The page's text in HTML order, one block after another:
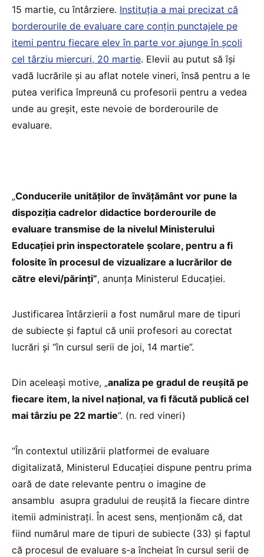
15 martie, cu întârziere. Instituția a mai precizat că
borderourile de evaluare care conțin punctajele pe
itemi pentru fiecare elev în parte vor ajunge în școli
cel târziu miercuri, 20 martie. Elevii au putut să își
vadă lucrările și au aflat notele vineri, însă pentru a le
putea verifica împreună cu profesorii pentru a vedea
unde au greșit, este nevoie de borderourile de
evaluare.
„Conducerile unităților de învățământ vor pune la
dispoziția cadrelor didactice borderourile de
evaluare transmise de la nivelul Ministerului
Educației prin inspectoratele școlare, pentru a fi
folosite în procesul de vizualizare a lucrărilor de
către elevi/părinți”, anunța Ministerul Educației.
Justificarea întârzierii a fost numărul mare de tipuri
de subiecte și faptul că unii profesori au corectat
lucrări și “în cursul serii de joi, 14 martie”.
Din aceleași motive, „analiza pe gradul de reușită pe
fiecare item, la nivel național, va fi făcută publică cel
mai târziu pe 22 martie”. (n. red vineri)
“În contextul utilizării platformei de evaluare
digitalizată, Ministerul Educației dispune pentru prima
oară de date relevante pentru o imagine de
ansamblu asupra gradului de reușită la fiecare dintre
itemii administrați. În acest sens, menționăm că, dat
fiind numărul mare de tipuri de subiecte (33) și faptul
că procesul de evaluare s-a încheiat în cursul serii de